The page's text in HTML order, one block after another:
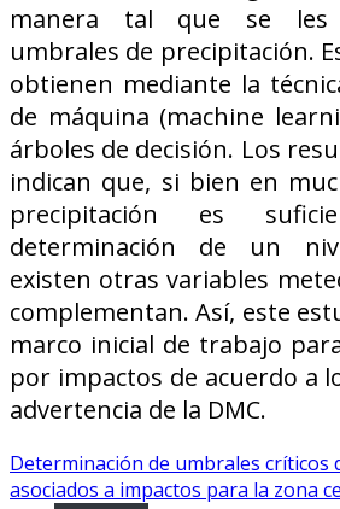
manera tal que se les
umbrales de precipitación.
obtienen mediante la
de máquina (machine
árboles de decisión. Los
indican que, si bien en
precipitación es
determinación de un
existen otras variables
complementan. Así, este
marco inicial de trabajo
por impactos de acuerdo a
advertencia de la DMC.
Determinación de umbrales críticos
asociados a impactos para la zona